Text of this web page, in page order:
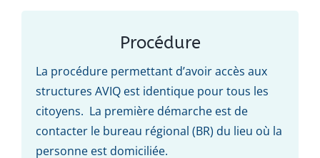
Procédure
La procédure permettant d’avoir accès aux
structures AVIQ est identique pour tous les
citoyens. La première démarche est de
contacter le bureau régional (BR) du lieu où la
personne est domiciliée.